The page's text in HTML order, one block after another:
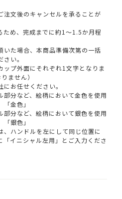
文後のキャンセルを承ることが
め、完成までに約1～1.5か月程
た場合、本商品準備次第の一括
い。
プ外面にそれぞれ1文字となりま
ません）
お任せください。
分など、絵柄において金色を使用
金色」
分など、絵柄において銀色を使用
銀色」
ハンドルを左にして同じ位置に
「イニシャル左用」とご入力くださ